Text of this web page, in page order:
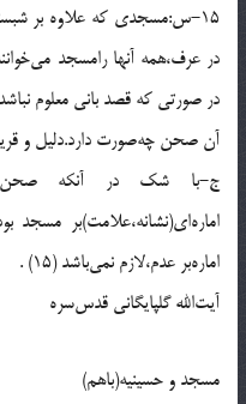
15-س:مسجدى كه علاوه بر
در عرف،همه آنها رامسجد
در صورتى كه قصد بانى معلوم
آن صحن چه‌صورت دارد.دليل و
ج-با شك در آنكه صحن
اماره‌اى(نشانه،علامت)بر
اماره‌بر عدم،لازم نمى‌باشد (15) .
آيت‌الله گلپايگانى قدس‌سره
مسجد و حسينيه(باهم)